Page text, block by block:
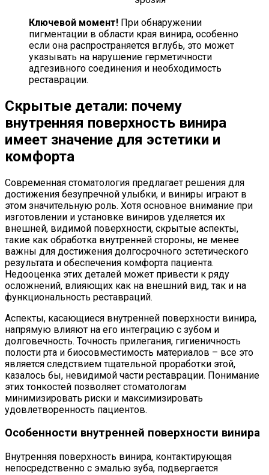
Ключевой момент! При обнаружении
пигментации в области края винира, особенно
если она распространяется вглубь, это может
указывать на нарушение герметичности
адгезивного соединения и необходимость
реставрации.
Скрытые детали: почему
внутренняя поверхность винира
имеет значение для эстетики и
комфорта
Современная стоматология предлагает решения для
достижения безупречной улыбки, и виниры играют в
этом значительную роль. Хотя основное внимание при
изготовлении и установке виниров уделяется их
внешней, видимой поверхности, скрытые аспекты,
такие как обработка внутренней стороны, не менее
важны для достижения долгосрочного эстетического
результата и обеспечения комфорта пациента.
Недооценка этих деталей может привести к ряду
осложнений, влияющих как на внешний вид, так и на
функциональность реставраций.
Аспекты, касающиеся внутренней поверхности винира,
напрямую влияют на его интеграцию с зубом и
долговечность. Точность прилегания, гигиеничность
полости рта и биосовместимость материалов – все это
является следствием тщательной проработки этой,
казалось бы, невидимой части реставрации. Понимание
этих тонкостей позволяет стоматологам
минимизировать риски и максимизировать
удовлетворенность пациентов.
Особенности внутренней поверхности винира
Внутренняя поверхность винира, контактирующая
непосредственно с эмалью зуба, подвергается